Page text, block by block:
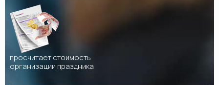
просчитает стоимость
организации праздника